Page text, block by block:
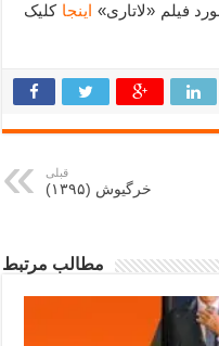
اینجا کلیک
قبلی
خرگیوش (۱۳۹۵)
مطالب مرتبط